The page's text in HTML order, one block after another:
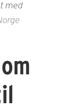
med